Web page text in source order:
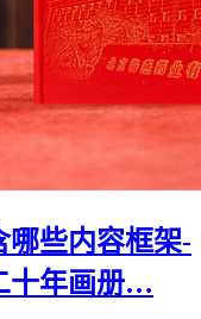
哪些内容框架-
十年画册…